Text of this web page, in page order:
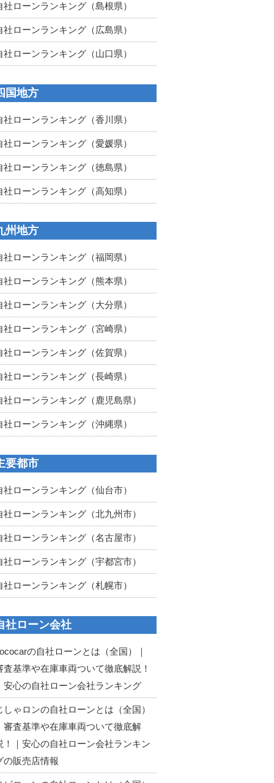
社ローンランキング（島根県）
社ローンランキング（広島県）
社ローンランキング（山口県）
国地方
社ローンランキング（香川県）
社ローンランキング（愛媛県）
社ローンランキング（徳島県）
社ローンランキング（高知県）
州地方
社ローンランキング（福岡県）
社ローンランキング（熊本県）
社ローンランキング（大分県）
社ローンランキング（宮崎県）
社ローンランキング（佐賀県）
社ローンランキング（長崎県）
社ローンランキング（鹿児島県）
社ローンランキング（沖縄県）
要都市
社ローンランキング（仙台市）
社ローンランキング（北九州市）
社ローンランキング（名古屋市）
社ローンランキング（宇都宮市）
社ローンランキング（札幌市）
社ローン会社
の自社ローンとは（全国）｜
査基準や在庫車両ついて徹底解説！
安心の自社ローン会社ランキング
しゃロンの自社ローンとは（全国）
審査基準や在庫車両ついて徹底解
！｜安心の自社ローン会社ランキン
の販売店情報